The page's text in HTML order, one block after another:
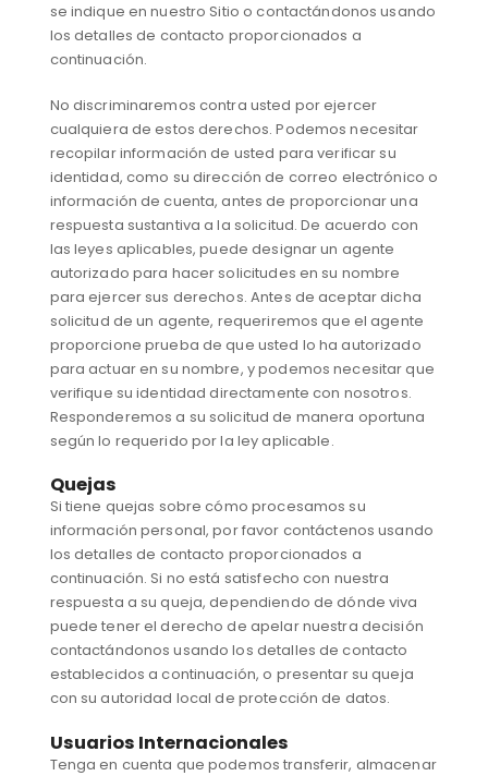
se indique en nuestro Sitio o contactándonos usando
los detalles de contacto proporcionados a
continuación.
No discriminaremos contra usted por ejercer
cualquiera de estos derechos. Podemos necesitar
recopilar información de usted para verificar su
identidad, como su dirección de correo electrónico o
información de cuenta, antes de proporcionar una
respuesta sustantiva a la solicitud. De acuerdo con
las leyes aplicables, puede designar un agente
autorizado para hacer solicitudes en su nombre
para ejercer sus derechos. Antes de aceptar dicha
solicitud de un agente, requeriremos que el agente
proporcione prueba de que usted lo ha autorizado
para actuar en su nombre, y podemos necesitar que
verifique su identidad directamente con nosotros.
Responderemos a su solicitud de manera oportuna
según lo requerido por la ley aplicable.
Quejas
Si tiene quejas sobre cómo procesamos su
información personal, por favor contáctenos usando
los detalles de contacto proporcionados a
continuación. Si no está satisfecho con nuestra
respuesta a su queja, dependiendo de dónde viva
puede tener el derecho de apelar nuestra decisión
contactándonos usando los detalles de contacto
establecidos a continuación, o presentar su queja
con su autoridad local de protección de datos.
Usuarios Internacionales
Tenga en cuenta que podemos transferir, almacenar